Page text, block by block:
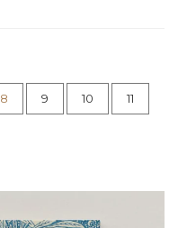
8 9 10 11